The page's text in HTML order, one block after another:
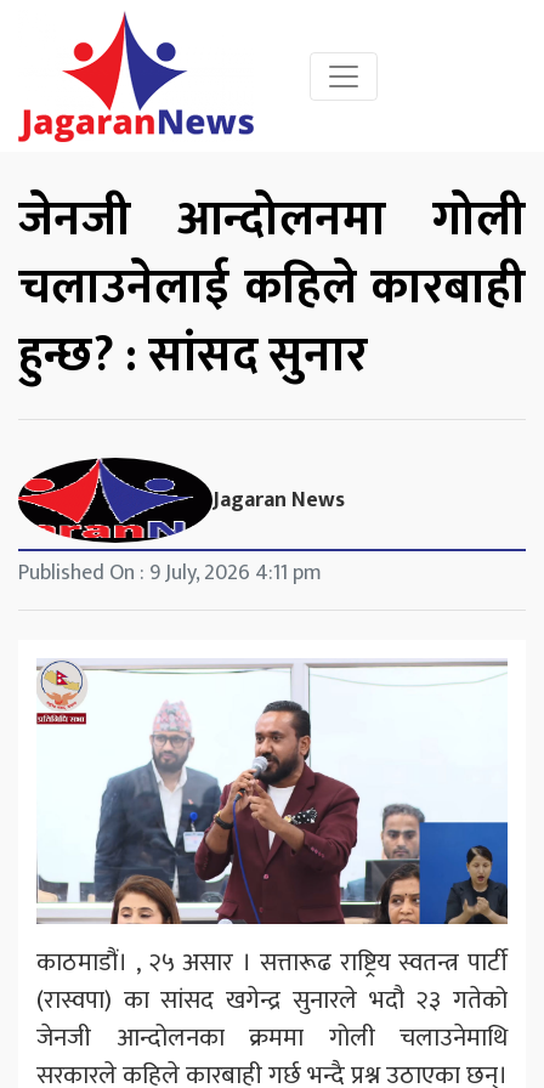
जेनजी आन्दोलनमा गोली
चलाउनेलाई कहिले कारबाही
हुन्छ? : सांसद सुनार
Jagaran News
Published On : 9 July, 2026 4:11 pm
काठमाडौं। , २५ असार । सत्तारूढ राष्ट्रिय स्वतन्त्र पार्टी
(रास्वपा) का सांसद खगेन्द्र सुनारले भदौ २३ गतेको
जेनजी आन्दोलनका क्रममा गोली चलाउनेमाथि
सरकारले कहिले कारबाही गर्छ भन्दै प्रश्न उठाएका छन्।